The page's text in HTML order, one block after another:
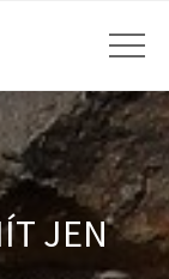
JEN